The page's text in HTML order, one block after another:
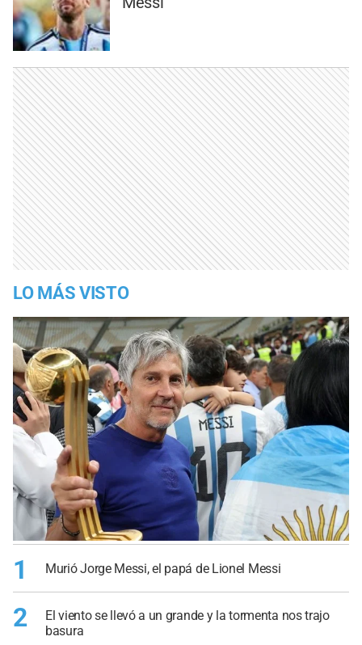
LO MÁS VISTO
1 Murió Jorge Messi, el papá de Lionel Messi
2
El viento se llevó a un grande y la tormenta nos trajo
basura